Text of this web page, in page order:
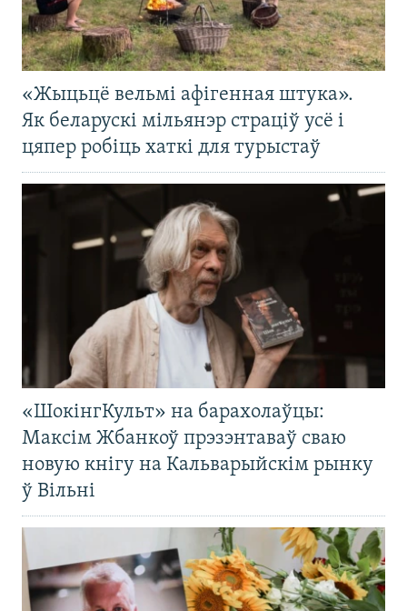
«Жыцьцё вельмі афігенная штука».
Як беларускі мільянэр страціў усё і
цяпер робіць хаткі для турыстаў
«ШокінгКульт» на барахолаўцы:
Максім Жбанкоў прэзэнтаваў сваю
новую кнігу на Кальварыйскім рынку
ў Вільні